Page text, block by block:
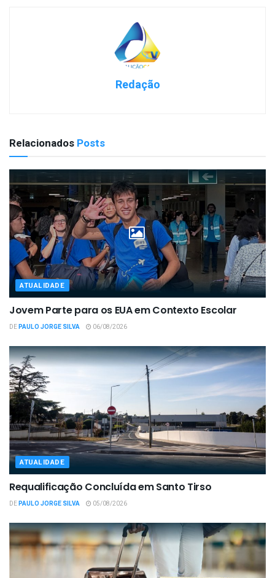
Redação
Relacionados Posts
ATUALIDADE
Jovem Parte para os EUA em Contexto Escolar
DEPAULO JORGE SILVA 06/08/2026
ATUALIDADE
Requalificação Concluída em Santo Tirso
DEPAULO JORGE SILVA 05/08/2026